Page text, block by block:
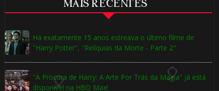
MAIS RECENTES
Há exatamente 15 anos estreava o último filme de
"Harry Potter", "Relíquias da Morte - Parte 2"
"À Procura de Harry: A Arte Por Trás da Magia" já está
disponível na HBO Max!